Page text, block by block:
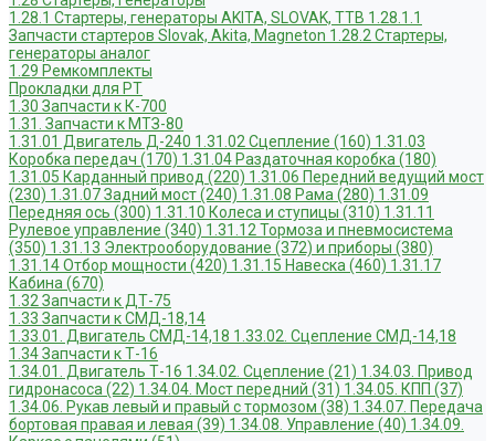
1.28.1 Стартеры, генераторы AKITA, SLOVAK, ТТВ 1.28.1.1
Запчасти стартеров Slovak, Akita, Magneton 1.28.2 Стартеры,
генераторы аналог
1.29 Ремкомплекты
Прокладки для РТ
1.30 Запчасти к К-700
1.31. Запчасти к МТЗ-80
1.31.01 Двигатель Д-240 1.31.02 Сцепление (160) 1.31.03
Коробка передач (170) 1.31.04 Раздаточная коробка (180)
1.31.05 Карданный привод (220) 1.31.06 Передний ведущий мост
(230) 1.31.07 Задний мост (240) 1.31.08 Рама (280) 1.31.09
Передняя ось (300) 1.31.10 Колеса и ступицы (310) 1.31.11
Рулевое управление (340) 1.31.12 Тормоза и пневмосистема
(350) 1.31.13 Электрооборудование (372) и приборы (380)
1.31.14 Отбор мощности (420) 1.31.15 Навеска (460) 1.31.17
Кабина (670)
1.32 Запчасти к ДТ-75
1.33 Запчасти к СМД-18,14
1.33.01. Двигатель СМД-14,18 1.33.02. Сцепление СМД-14,18
1.34 Запчасти к Т-16
1.34.01. Двигатель Т-16 1.34.02. Сцепление (21) 1.34.03. Привод
гидронасоса (22) 1.34.04. Мост передний (31) 1.34.05. КПП (37)
1.34.06. Рукав левый и правый с тормозом (38) 1.34.07. Передача
бортовая правая и левая (39) 1.34.08. Управление (40) 1.34.09.